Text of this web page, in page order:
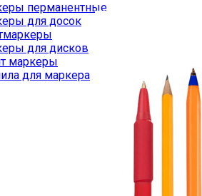
перманентные
для досок
для дисков
маркеры
для маркера